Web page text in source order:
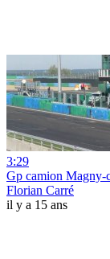
3:29
Gp camion Magny-
Florian Carré
il y a 15 ans